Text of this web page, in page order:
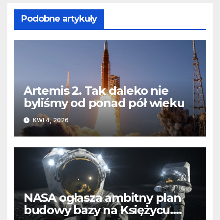
Podobne artykuły
Artemis 2. Tak daleko nie
byliśmy od ponad pół wieku
KWI 4, 2026
NASA ogłasza ambitny plan
budowy bazy na Księżycu.